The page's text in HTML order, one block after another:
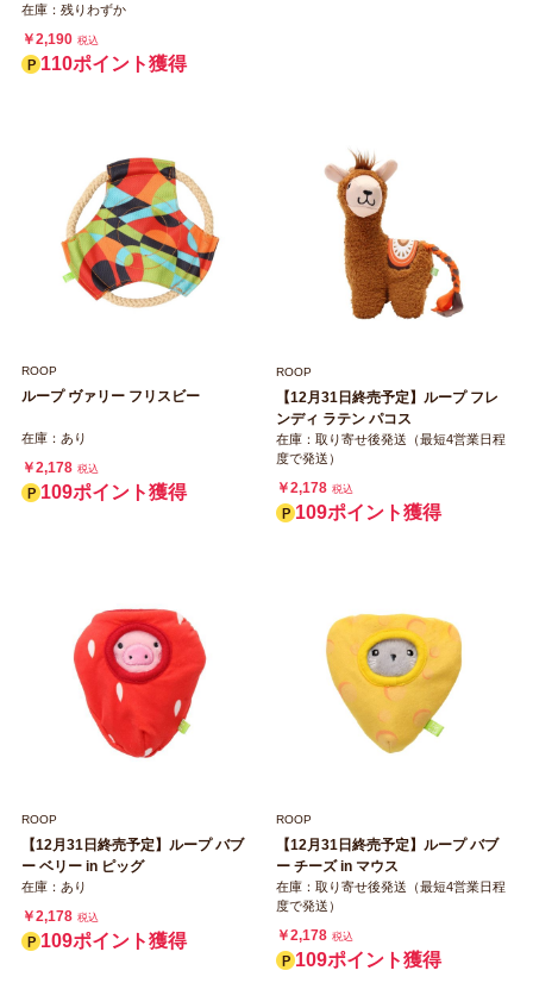
在庫：残りわずか
￥2,190 税込
110ポイント獲得
ROOP
ループ ヴァリー フリスビー
在庫：あり
￥2,178 税込
109ポイント獲得
ROOP
【12月31日終売予定】ループ フレ
ンディ ラテン パコス
在庫：取り寄せ後発送（最短4営業日程
度で発送）
￥2,178 税込
109ポイント獲得
ROOP
【12月31日終売予定】ループ バブ
ー ベリー in ピッグ
在庫：あり
￥2,178 税込
109ポイント獲得
ROOP
【12月31日終売予定】ループ バブ
ー チーズ in マウス
在庫：取り寄せ後発送（最短4営業日程
度で発送）
￥2,178 税込
109ポイント獲得